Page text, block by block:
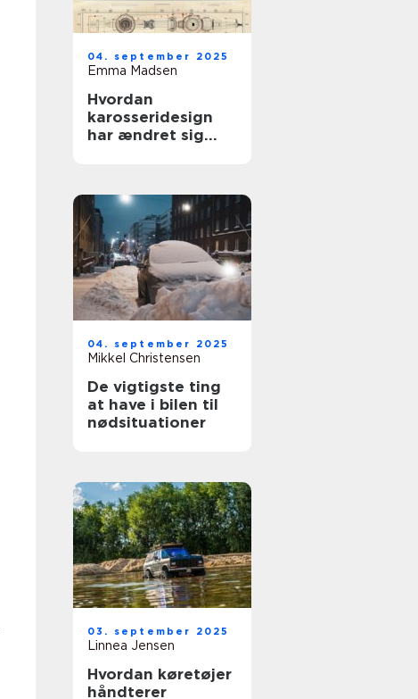
04. september 2025
Emma Madsen
Hvordan
karosseridesign
har ændret sig
04. september 2025
Mikkel Christensen
De vigtigste ting
at have i bilen til
nødsituationer
03. september 2025
Linnea Jensen
Hvordan køretøjer
håndterer